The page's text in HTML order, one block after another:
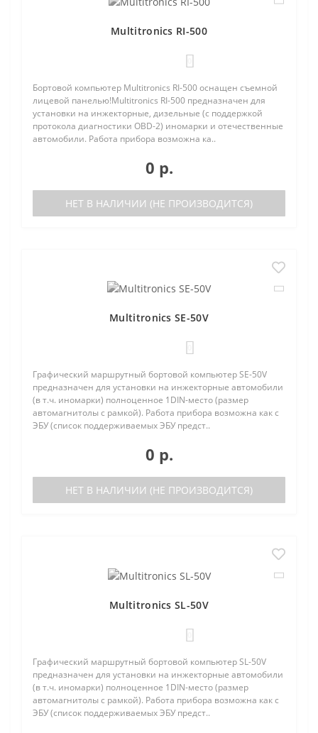
Multitronics RI-500
Бортовой компьютер Multitronics RI-500 оснащен съемной
лицевой панелью!Multitronics RI-500 предназначен для
установки на инжекторные, дизельные (с поддержкой
протокола диагностики OBD-2) иномарки и отечественные
автомобили. Работа прибора возможна ка..
0 р.
НЕТ В НАЛИЧИИ (НЕ ПРОИЗВОДИТСЯ)
Multitronics SE-50V
Графический маршрутный бортовой компьютер SE-50V
предназначен для установки на инжекторные автомобили
(в т.ч. иномарки) полноценное 1DIN-место (размер
автомагнитолы с рамкой). Работа прибора возможна как с
ЭБУ (список поддерживаемых ЭБУ предст..
0 р.
НЕТ В НАЛИЧИИ (НЕ ПРОИЗВОДИТСЯ)
Multitronics SL-50V
Графический маршрутный бортовой компьютер SL-50V
предназначен для установки на инжекторные автомобили
(в т.ч. иномарки) полноценное 1DIN-место (размер
автомагнитолы с рамкой). Работа прибора возможна как с
ЭБУ (список поддерживаемых ЭБУ предст..